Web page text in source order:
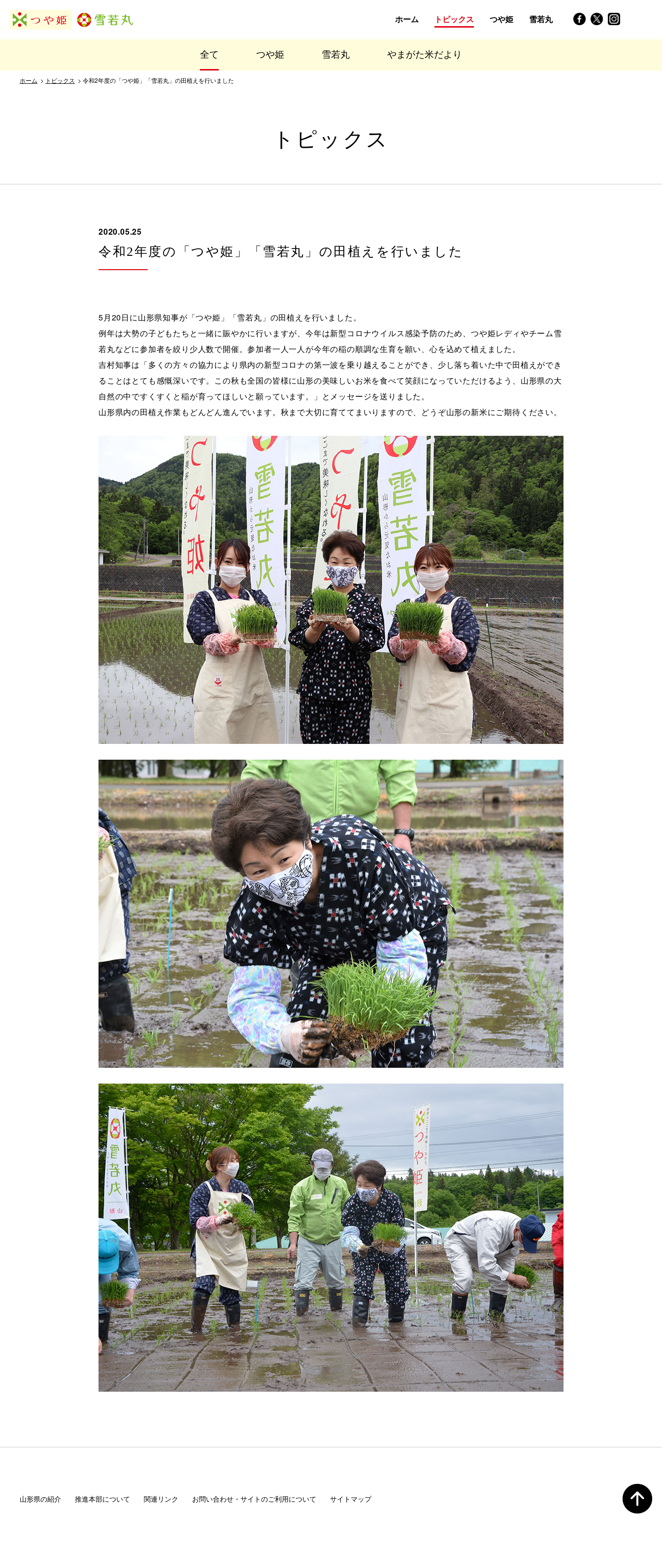
ホーム トピックス つや姫 雪若丸
全て つや姫 雪若丸 やまがた米だより
ホーム > トピックス > 令和2年度の「つや姫」「雪若丸」の田植えを行いました
トピックス
2020.05.25
令和2年度の「つや姫」「雪若丸」の田植えを行いました
5月20日に山形県知事が「つや姫」「雪若丸」の田植えを行いました。
例年は大勢の子どもたちと一緒に賑やかに行いますが、今年は新型コロナウイルス感染予防のため、つや姫レディやチーム雪
若丸などに参加者を絞り少人数で開催。参加者一人一人が今年の稲の順調な生育を願い、心を込めて植えました。
吉村知事は「多くの方々の協力により県内の新型コロナの第一波を乗り越えることができ、少し落ち着いた中で田植えができ
ることはとても感慨深いです。この秋も全国の皆様に山形の美味しいお米を食べて笑顔になっていただけるよう、山形県の大
自然の中ですくすくと稲が育ってほしいと願っています。」とメッセージを送りました。
山形県内の田植え作業もどんどん進んでいます。秋まで大切に育ててまいりますので、どうぞ山形の新米にご期待ください。
山形県の紹介 推進本部について 関連リンク お問い合わせ・サイトのご利用について サイトマップ